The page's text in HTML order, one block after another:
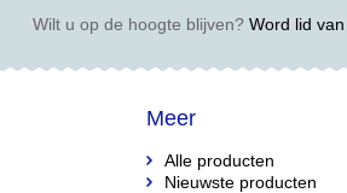
Wilt u op de hoogte blijven?Word lid van
Meer
Alle producten
Nieuwste producten